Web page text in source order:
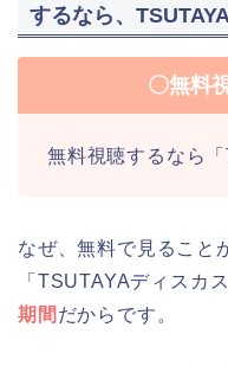
するなら、
〇無料
無料視聴するなら
なぜ、無料で見ること
「TSUTAYAディスカ
期間 だからです。